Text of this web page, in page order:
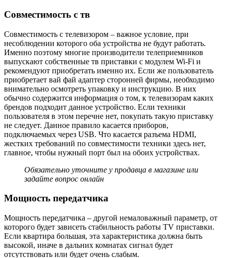
Совместимость с тв
Совместимость с телевизором – важное условие, при
несоблюдении которого оба устройства не будут работать.
Именно поэтому многие производители телеприемников
выпускают собственные тв приставки с модулем Wi-Fi и
рекомендуют приобретать именно их. Если же пользователь
приобретает вай фай адаптер сторонней фирмы, необходимо
внимательно осмотреть упаковку и инструкцию. В них
обычно содержится информация о том, к телевизорам каких
брендов подходит данное устройство. Если техники
пользователя в этом перечне нет, покупать такую приставку
не следует. Данное правило касается приборов,
подключаемых через USB. Что касается разъема HDMI,
жестких требований по совместимости техники здесь нет,
главное, чтобы нужный порт был на обоих устройствах.
Обязательно уточните у продавца в магазине или
задайте вопрос онлайн
Мощность передатчика
Мощность передатчика – другой немаловажный параметр, от
которого будет зависеть стабильность работы TV приставки.
Если квартира большая, эта характеристика должна быть
высокой, иначе в дальних комнатах сигнал будет
отсутствовать или будет очень слабым.